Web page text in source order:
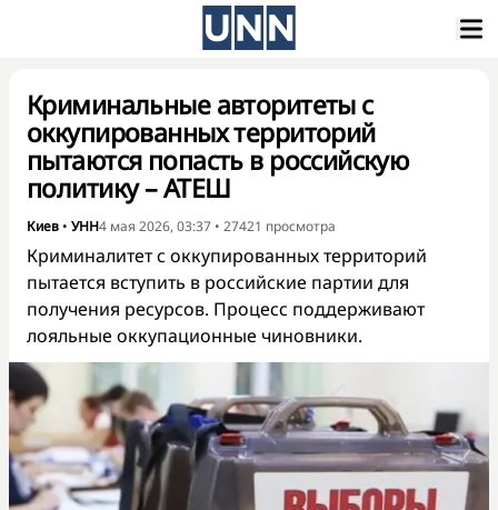
Криминальные авторитеты с
оккупированных территорий
пытаются попасть в российскую
политику – АТЕШ
Киев • УНН4 мая 2026, 03:37 • 27421 просмотра
Криминалитет с оккупированных территорий
пытается вступить в российские партии для
получения ресурсов. Процесс поддерживают
лояльные оккупационные чиновники.